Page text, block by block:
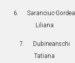
6. Saranciuc-Gordea
Liliana
7. Dubineanschi
Tatiana